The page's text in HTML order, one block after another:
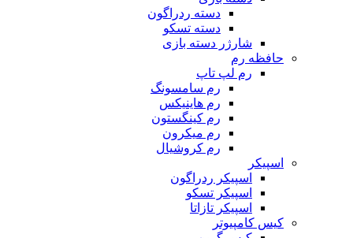
دسته ردراگون
دسته تسکو
شارژر دسته بازی
حافظه رم
رم لپ تاپ
رم سامسونگ
رم هاینیکس
رم کینگستون
رم میکرون
رم کروشیال
اسپیکر
اسپیکر ردراگون
اسپیکر تسکو
اسپیکر تازاتا
کیس کامپیوتر